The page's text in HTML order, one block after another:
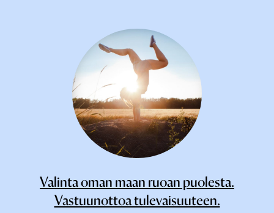
Valinta oman maan ruoan puolesta.
Vastuunottoa tulevaisuuteen.